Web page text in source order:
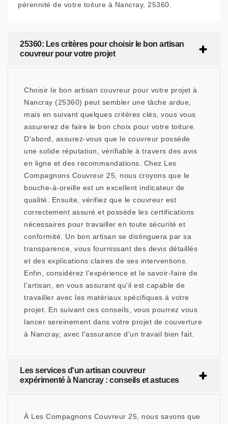
pérennité de votre toiture à Nancray, 25360.
25360: Les critères pour choisir le bon artisan
couvreur pour votre projet
Choisir le bon artisan couvreur pour votre projet à
Nancray (25360) peut sembler une tâche ardue,
mais en suivant quelques critères clés, vous vous
assurerez de faire le bon choix pour votre toiture.
D'abord, assurez-vous que le couvreur possède
une solide réputation, vérifiable à travers des avis
en ligne et des recommandations. Chez Les
Compagnons Couvreur 25, nous croyons que le
bouche-à-oreille est un excellent indicateur de
qualité. Ensuite, vérifiez que le couvreur est
correctement assuré et possède les certifications
nécessaires pour travailler en toute sécurité et
conformité. Un bon artisan se distinguera par sa
transparence, vous fournissant des devis détaillés
et des explications claires de ses interventions.
Enfin, considérez l'expérience et le savoir-faire de
l'artisan, en vous assurant qu'il est capable de
travailler avec les matériaux spécifiques à votre
projet. En suivant ces conseils, vous pourrez vous
lancer sereinement dans votre projet de couverture
à Nancray, avec l'assurance d'un travail bien fait.
Les services d'un artisan couvreur
expérimenté à Nancray : conseils et astuces
À Les Compagnons Couvreur 25, nous savons que